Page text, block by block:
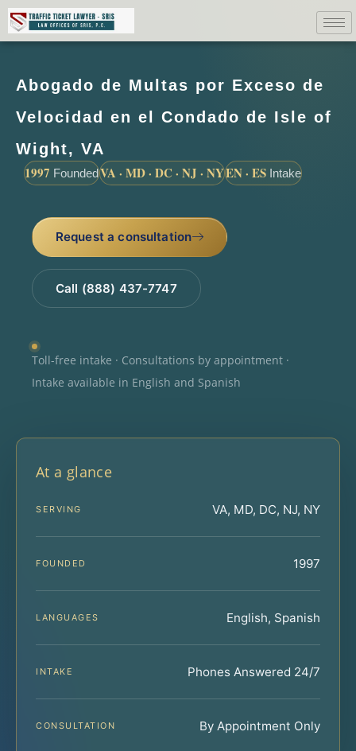
Abogado de Multas por Exceso de
Velocidad en el Condado de Isle of
Wight, VA
1997 FoundedVA · MD · DC · NJ · NYEN · ES Intake
Request a consultation
Call (888) 437-7747
Toll-free intake · Consultations by appointment ·
Intake available in English and Spanish
At a glance
SERVING VA, MD, DC, NJ, NY
FOUNDED 1997
LANGUAGES English, Spanish
INTAKE Phones Answered 24/7
CONSULTATION By Appointment Only